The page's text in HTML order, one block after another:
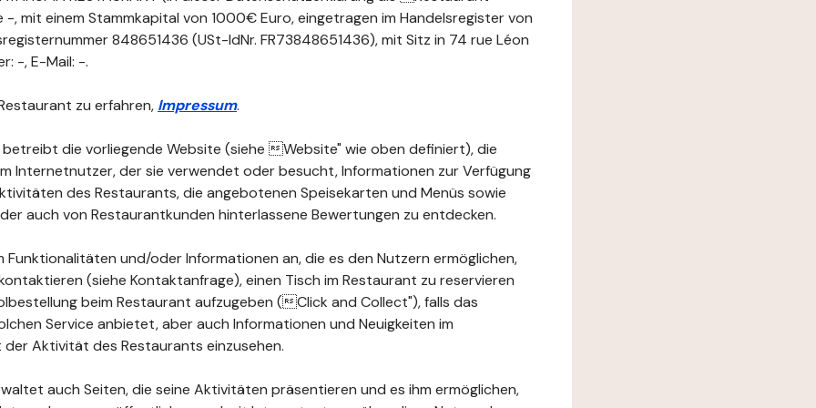
, mit einem Stammkapital von 1000€ Euro, eingetragen im Handelsregister von
848651436 (USt-IdNr. FR73848651436), mit Sitz in 74 rue Léon
-, E-Mail: -.
zu erfahren, Impressum.
betreibt die vorliegende Website (siehe Website" wie oben definiert), die
Internetnutzer, der sie verwendet oder besucht, Informationen zur Verfügung
des Restaurants, die angebotenen Speisekarten und Menüs sowie
auch von Restaurantkunden hinterlassene Bewertungen zu entdecken.
Funktionalitäten und/oder Informationen an, die es den Nutzern ermöglichen,
(siehe Kontaktanfrage), einen Tisch im Restaurant zu reservieren
beim Restaurant aufzugeben (Click and Collect"), falls das
Service anbietet, aber auch Informationen und Neuigkeiten im
der Aktivität des Restaurants einzusehen.
auch Seiten, die seine Aktivitäten präsentieren und es ihm ermöglichen,